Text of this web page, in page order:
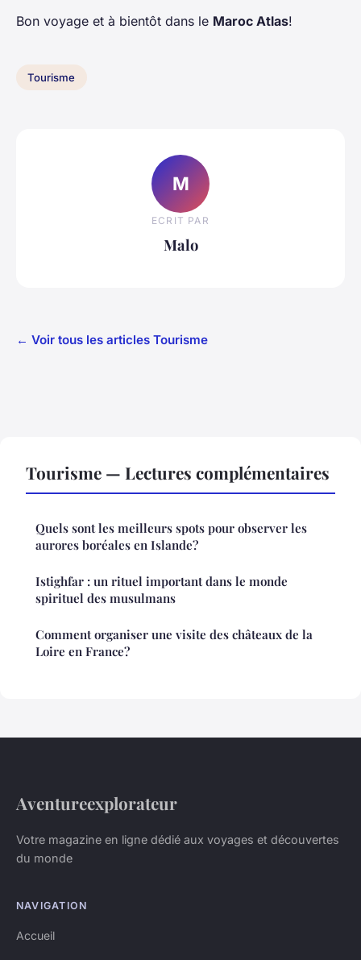
Bon voyage et à bientôt dans le Maroc Atlas!
Tourisme
M
ECRIT PAR
Malo
← Voir tous les articles Tourisme
Tourisme — Lectures complémentaires
Quels sont les meilleurs spots pour observer les
aurores boréales en Islande?
Istighfar : un rituel important dans le monde
spirituel des musulmans
Comment organiser une visite des châteaux de la
Loire en France?
Aventureexplorateur
Votre magazine en ligne dédié aux voyages et découvertes
du monde
NAVIGATION
Accueil